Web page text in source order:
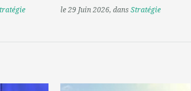
le 29 Juin 2026, dans Stratégie